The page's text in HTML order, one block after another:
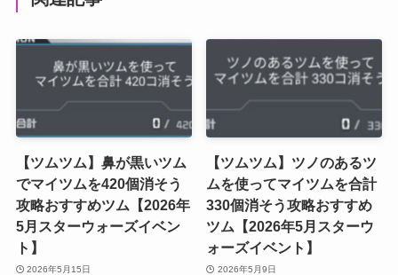
【ツムツム】鼻が黒いツム
でマイツムを420個消そう
攻略おすすめツム【2026年
5月スターウォーズイベン
ト】
2026年5月15日
【ツムツム】ツノのあるツ
ムを使ってマイツムを合計
330個消そう攻略おすすめ
ツム【2026年5月スターウ
ォーズイベント】
2026年5月9日